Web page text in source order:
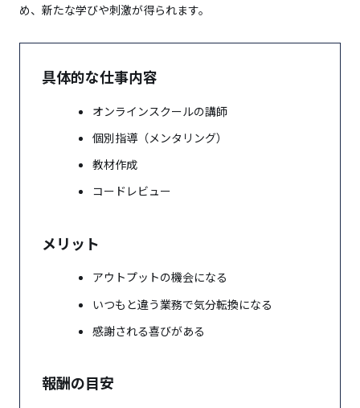
め、新たな学びや刺激が得られます。
具体的な仕事内容
オンラインスクールの講師
個別指導（メンタリング）
教材作成
コードレビュー
メリット
アウトプットの機会になる
いつもと違う業務で気分転換になる
感謝される喜びがある
報酬の目安